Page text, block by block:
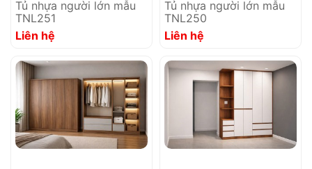
Tủ nhựa người lớn mẫu
TNL251
Liên hệ
Tủ nhựa người lớn mẫu
TNL250
Liên hệ